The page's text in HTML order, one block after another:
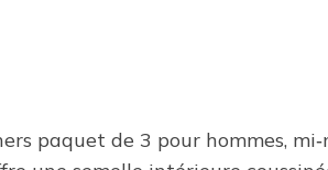
paquet de 3 pour hommes,